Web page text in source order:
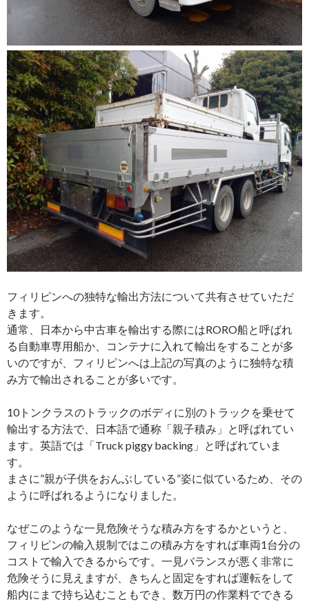
フィリピンへの独特な輸出方法について共有させていただ
きます。
通常、日本から中古車を輸出する際にはRORO船と呼ばれ
る自動車専用船か、コンテナに入れて輸出をすることが多
いのですが、フィリピンへは上記の写真のように独特な積
み方で輸出されることが多いです。
10トンクラスのトラックのボディに別のトラックを乗せて
輸出する方法で、日本語で通称「親子積み」と呼ばれてい
ます。英語では「Truck piggy backing」と呼ばれていま
す。
まさに”親が子供をおんぶしている”姿に似ているため、その
ように呼ばれるようになりました。
なぜこのような一見危険そうな積み方をするかというと、
フィリピンの輸入規制ではこの積み方をすれば車両1台分の
コストで輸入できるからです。一見バランスが悪く非常に
危険そうに見えますが、きちんと固定をすれば運転をして
船内にまで持ち込むこともでき、数万円の作業料でできる